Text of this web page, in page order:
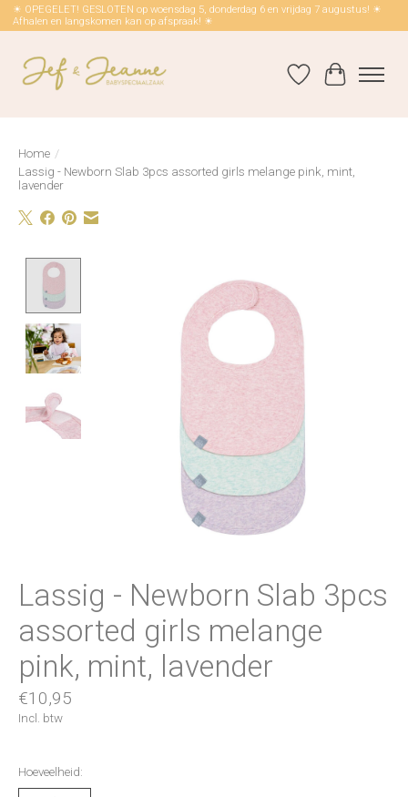
☀ OPEGELET! GESLOTEN op woensdag 5, donderdag 6 en vrijdag 7 augustus! ☀
Afhalen en langskomen kan op afspraak! ☀
Verlanglijst
Home /
Lassig - Newborn Slab 3pcs assorted girls melange pink, mint,
lavender
Lassig - Newborn Slab 3pcs
assorted girls melange
pink, mint, lavender
€10,95
Incl. btw
Hoeveelheid: